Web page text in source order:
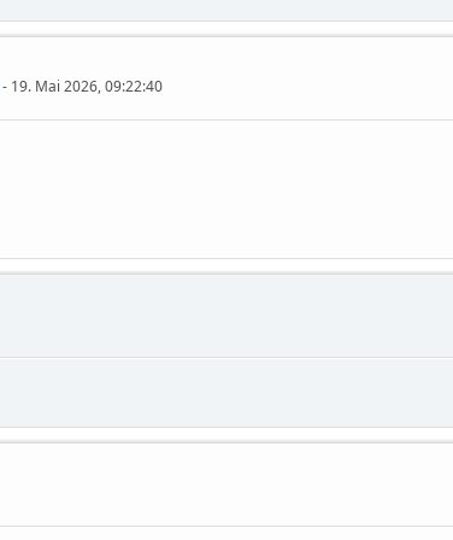
- 19. Mai 2026, 09:22:40